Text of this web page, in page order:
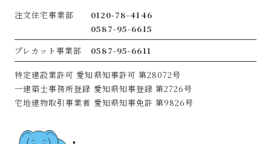
注文住宅事業部
0120-78-4146
0587-95-6615
プレカット事業部
0587-95-6611
特定建設業許可 愛知県知事許可 第28072号
一建築士事務所登録 愛知県知事登録 第2726号
宅地建物取引事業者 愛知県知事免許 第9826号